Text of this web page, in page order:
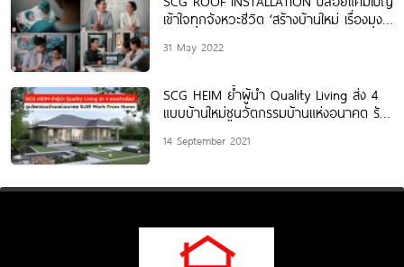
เข้าใจทุกจังหวะชีวิต ‘สร้างบ้านใหม่ เรื่องมุง
การสร้างบ้านที่ดี ไร้ปัญหาหลังคา￼
31 May 2022
SCG HEIM ย้ำผู้นำ Quality Living ส่ง 4
แบบบ้านใหม่ชูนวัตกรรมบ้านแห่งอนาคต รับ
14 September 2021